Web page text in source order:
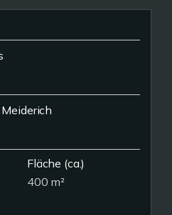
Fläche (ca.)
400 m²